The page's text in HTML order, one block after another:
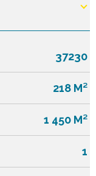
37230
218 M²
1 450 M²
1